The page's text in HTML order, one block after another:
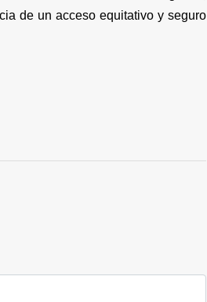
de un acceso equitativo y seguro